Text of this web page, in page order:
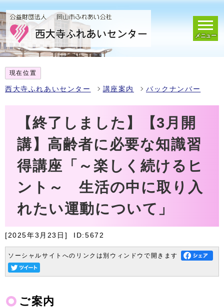
メニュー
現在位置
西大寺ふれあいセンター 講座案内 バックナンバー
【終了しました】【3月開
講】高齢者に必要な知識習
得講座「～楽しく続けるヒ
ント～ 生活の中に取り入
れたい運動について」
[2025年3月23日] ID:5672
ソーシャルサイトへのリンクは別ウィンドウで開きます
ご案内